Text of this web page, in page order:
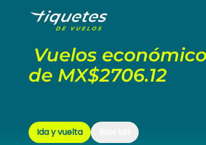
Vuelos
de MX$2706.12
Ida y vuelta